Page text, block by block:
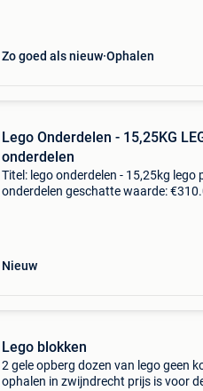
Zo goed als nieuw Ophalen
Lego Onderdelen - 15,25KG
onderdelen
Titel: lego onderdelen - 15,25kg lego
onderdelen geschatte waarde:
Nieuw
Lego blokken
2 gele opberg dozen van lego geen
ophalen in zwijndrecht prijs is voor